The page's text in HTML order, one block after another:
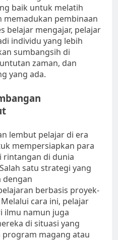
baik untuk melatih
memadukan pembinaan
belajar mengajar, pelajar
individu yang lebih
sumbangsih di
zaman, dan
yang ada.
lembut pelajar di era
mempersiapkan para
rintangan di dunia
Salah satu strategi yang
dengan
berbasis proyek-
cara ini, pelajar
ilmu namun juga
di situasi yang
program magang atau